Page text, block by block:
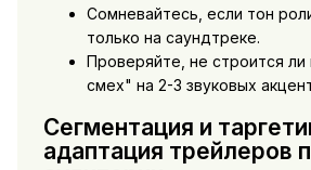
Сомневайтесь, если тон
только на саундтреке.
Проверяйте, не строится ли
смех" на 2-3 звуковых
Сегментация и
адаптация трейлеров